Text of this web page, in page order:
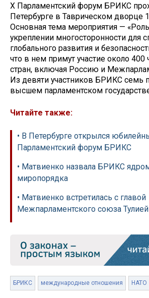
X Парламентский форум БРИКС
Петербурге в Таврическом дворце
Основная тема мероприятия —
укреплении многосторонности для
глобального развития и
что в нем примут участие около 400
стран, включая Россию и
Из девяти участников БРИКС семь
высшем парламентском
Читайте также:
• В Петербурге открылся
Парламентский форум БРИКС
• Матвиенко назвала БРИКС
миропорядка
• Матвиенко встретилась с главой
Межпарламентского союза
БРИКС международные отношения НАТО